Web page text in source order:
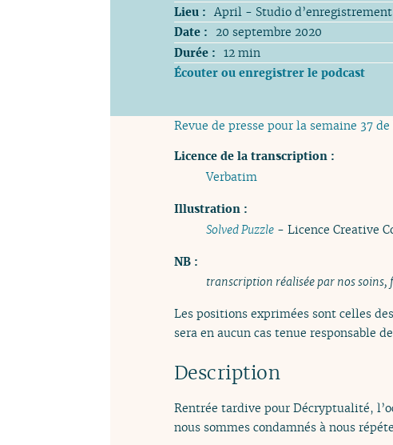
Lieu : April - Studio d’enregistrement
Date :
20 septembre 2020
Durée : 12 min
Écouter ou enregistrer le podcast
Revue de presse pour la semaine 37 de
Licence de la transcription :
Verbatim
Illustration :
Solved Puzzle - Licence Creative
NB :
transcription réalisée par nos soins,
Les positions exprimées sont celles
sera en aucun cas tenue responsable
Description
Rentrée tardive pour Décryptualité,
nous sommes condamnés à nous